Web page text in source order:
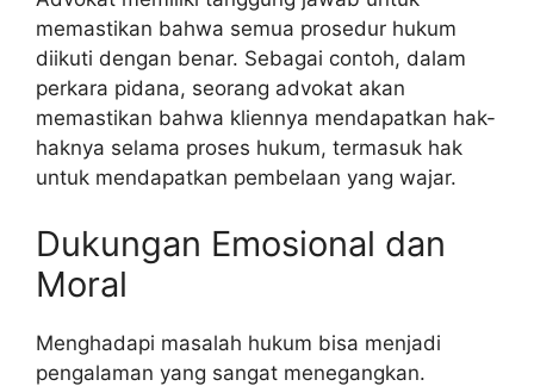
memastikan bahwa semua prosedur hukum
diikuti dengan benar. Sebagai contoh, dalam
perkara pidana, seorang advokat akan
memastikan bahwa kliennya mendapatkan hak-
haknya selama proses hukum, termasuk hak
untuk mendapatkan pembelaan yang wajar.
Dukungan Emosional dan
Moral
Menghadapi masalah hukum bisa menjadi
pengalaman yang sangat menegangkan.